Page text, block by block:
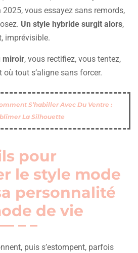
vous essayez sans remords,
Un style hybride surgit alors,
imprévisible.
miroir, vous rectifiez, vous tentez,
où tout s’aligne sans forcer.
S’habiller Avec Du Ventre :
La Silhouette
pour
le style mode
personnalité
de vie
puis s’estompent, parfois